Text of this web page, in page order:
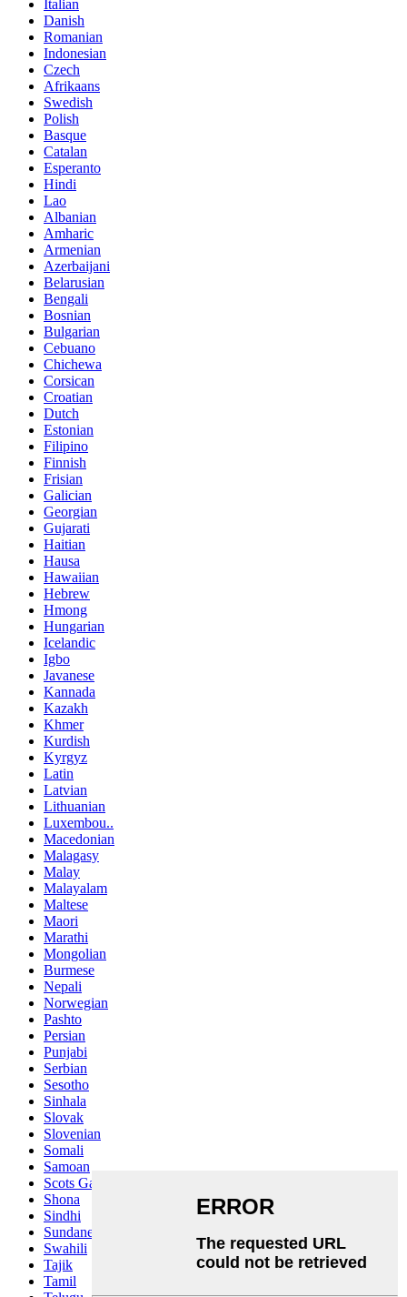
Italian
Danish
Romanian
Indonesian
Czech
Afrikaans
Swedish
Polish
Basque
Catalan
Esperanto
Hindi
Lao
Albanian
Amharic
Armenian
Azerbaijani
Belarusian
Bengali
Bosnian
Bulgarian
Cebuano
Chichewa
Corsican
Croatian
Dutch
Estonian
Filipino
Finnish
Frisian
Galician
Georgian
Gujarati
Haitian
Hausa
Hawaiian
Hebrew
Hmong
Hungarian
Icelandic
Igbo
Javanese
Kannada
Kazakh
Khmer
Kurdish
Kyrgyz
Latin
Latvian
Lithuanian
Luxembou..
Macedonian
Malagasy
Malay
Malayalam
Maltese
Maori
Marathi
Mongolian
Burmese
Nepali
Norwegian
Pashto
Persian
Punjabi
Serbian
Sesotho
Sinhala
Slovak
Slovenian
Somali
Samoan
Scots Gaelic
Shona
Sindhi
Sundanese
Swahili
Tajik
Tamil